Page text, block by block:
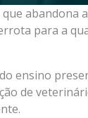
para a
ensino
de